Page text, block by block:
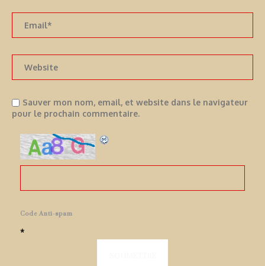
Sauver mon nom, email, et website dans le navigateur
pour le prochain commentaire.
Code Anti-spam
*